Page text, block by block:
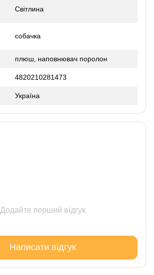
Світлина
собачка
плюш, наповнювач поролон
4820210281473
Україна
Додайте перший відгук
Написати відгук